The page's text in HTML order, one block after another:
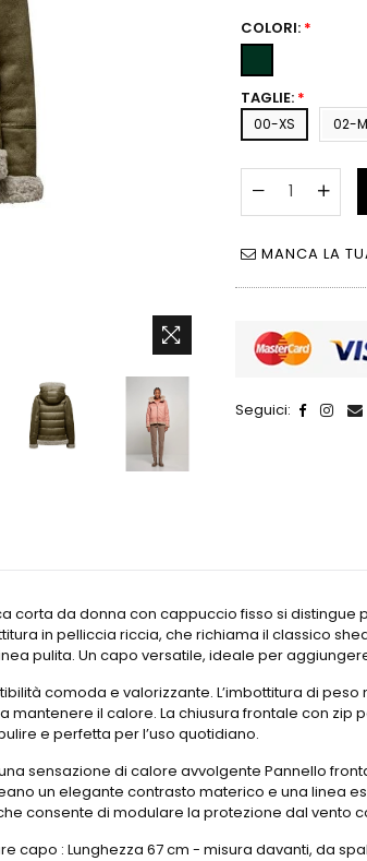
COLORI: *
TAGLIE: *
00-XS 02-M
MANCA LA
Seguici:
da donna con cappuccio fisso si
in pelliccia riccia, che richiama il classico
pulita. Un capo versatile, ideale per
comoda e valorizzante. L’imbottitura di
mantenere il calore. La chiusura frontale con
e perfetta per l’uso quotidiano.
sensazione di calore avvolgente Pannello
un elegante contrasto materico e una linea
consente di modulare la protezione dal vento
capo : Lunghezza 67 cm - misura davanti, da